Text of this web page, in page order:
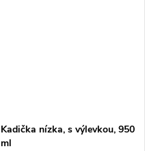
Kadička nízka, s výlevkou, 950
ml